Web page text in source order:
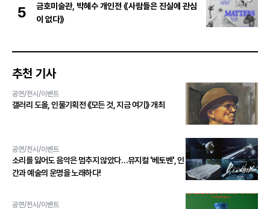
5
금호미술관, 박혜수 개인전 《사람들은 진실에 관심
이 없다》
추천 기사
공연/전시/이벤트
갤러리 도올, 인물기획전 《모든 것, 지금 여기》 개최
공연/전시/이벤트
소리를 잃어도 음악은 멈추지 않았다…뮤지컬 '베토벤', 인
간과 예술의 운명을 노래하다!
공연/전시/이벤트